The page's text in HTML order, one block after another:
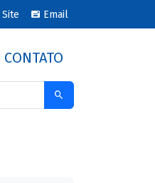
Email
CONTATO